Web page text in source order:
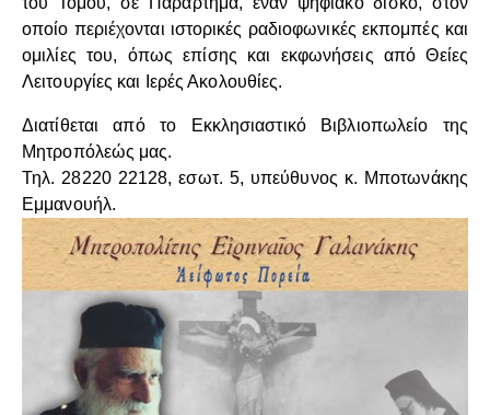
οποίο περιέχονται ιστορικές ραδιοφωνικές εκπομπές και
ομιλίες του, όπως επίσης και εκφωνήσεις από Θείες
Λειτουργίες και Ιερές Ακολουθίες.
Διατίθεται από το Εκκλησιαστικό Βιβλιοπωλείο της
Μητροπόλεώς μας.
Τηλ. 28220 22128, εσωτ. 5, υπεύθυνος κ. Μποτωνάκης
Εμμανουήλ.